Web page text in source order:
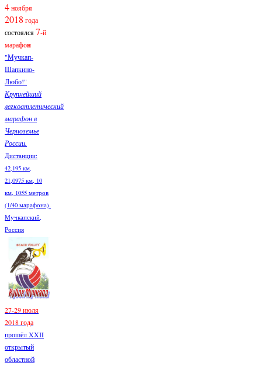
4ноября
2018 года
состоялся7-й
марафон
"Мучкап-
Шапкино-
Любо!"
Крупнейший
легкоатлетический
марафон в
Черноземье
России.
Дистанции:
42,195 км,
21,0975 км, 10
км, 1055 метров
(1/40 марафона).
Мучкапский,
Россия
27-29 июля
2018 года
прошёл XXII
открытый
областной